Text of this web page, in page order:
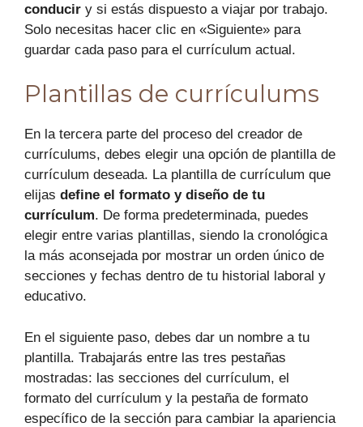
conducir y si estás dispuesto a viajar por trabajo.
Solo necesitas hacer clic en «Siguiente» para
guardar cada paso para el currículum actual.
Plantillas de currículums
En la tercera parte del proceso del creador de
currículums, debes elegir una opción de plantilla de
currículum deseada. La plantilla de currículum que
elijas define el formato y diseño de tu
currículum. De forma predeterminada, puedes
elegir entre varias plantillas, siendo la cronológica
la más aconsejada por mostrar un orden único de
secciones y fechas dentro de tu historial laboral y
educativo.
En el siguiente paso, debes dar un nombre a tu
plantilla. Trabajarás entre las tres pestañas
mostradas: las secciones del currículum, el
formato del currículum y la pestaña de formato
específico de la sección para cambiar la apariencia